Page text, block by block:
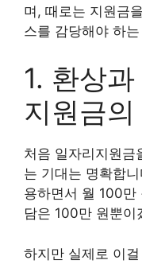
며, 때로는 지원금
스를 감당해야 하
1. 환상
지원금
처음 일자리지원금
는 기대는 명확합
용하면서 월 100만
담은 100만 원뿐이
하지만 실제로 이